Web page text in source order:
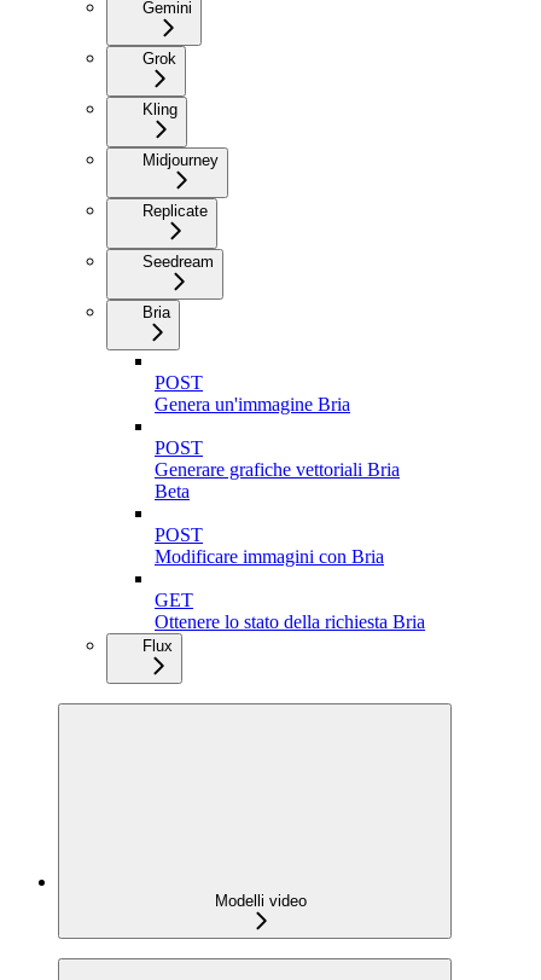
Gemini
Grok
Kling
Midjourney
Replicate
Seedream
Bria
POST
Genera un'immagine Bria
POST
Generare grafiche vettoriali Bria
Beta
POST
Modificare immagini con Bria
GET
Ottenere lo stato della richiesta Bria
Flux
Modelli video